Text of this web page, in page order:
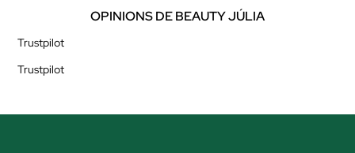
OPINIONS DE BEAUTY JÚLIA
Trustpilot
Trustpilot